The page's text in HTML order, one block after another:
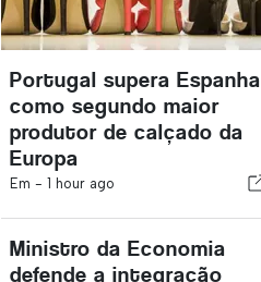
Portugal supera Espanha
como segundo maior
produtor de calçado da
Europa
Em - 1 hour ago
Ministro da Economia
defende a integração